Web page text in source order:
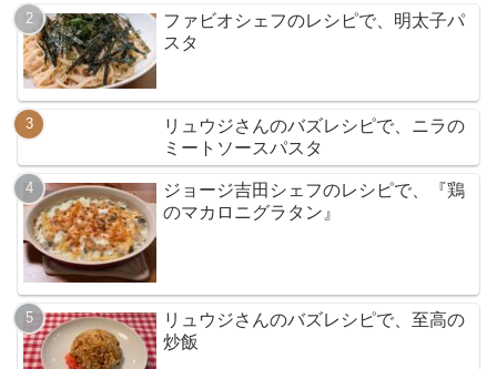
ファビオシェフのレシピで、明太子パ
スタ
リュウジさんのバズレシピで、ニラの
ミートソースパスタ
ジョージ吉田シェフのレシピで、『鶏
のマカロニグラタン』
リュウジさんのバズレシピで、至高の
炒飯